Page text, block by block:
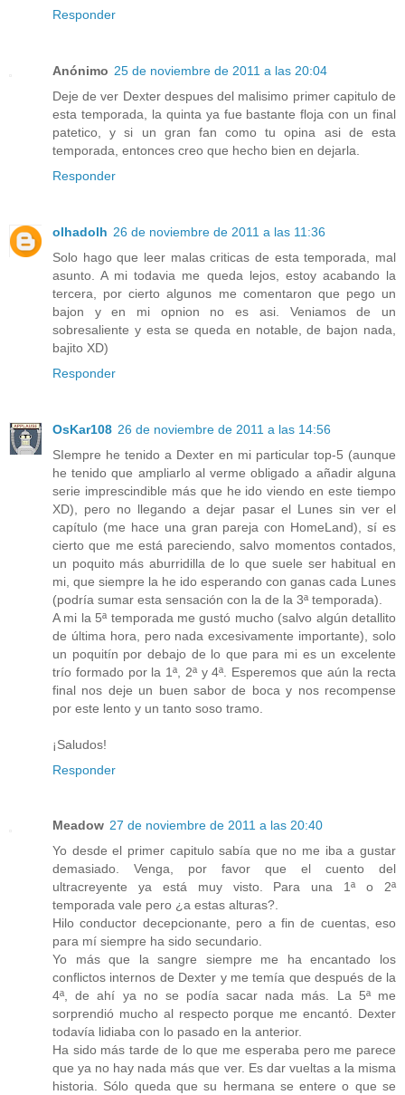
Responder
Anónimo 25 de noviembre de 2011 a las 20:04
Deje de ver Dexter despues del malisimo primer capitulo de
esta temporada, la quinta ya fue bastante floja con un final
patetico, y si un gran fan como tu opina asi de esta
temporada, entonces creo que hecho bien en dejarla.
Responder
olhadolh 26 de noviembre de 2011 a las 11:36
Solo hago que leer malas criticas de esta temporada, mal
asunto. A mi todavia me queda lejos, estoy acabando la
tercera, por cierto algunos me comentaron que pego un
bajon y en mi opnion no es asi. Veniamos de un
sobresaliente y esta se queda en notable, de bajon nada,
bajito XD)
Responder
OsKar108 26 de noviembre de 2011 a las 14:56
SIempre he tenido a Dexter en mi particular top-5 (aunque
he tenido que ampliarlo al verme obligado a añadir alguna
serie imprescindible más que he ido viendo en este tiempo
XD), pero no llegando a dejar pasar el Lunes sin ver el
capítulo (me hace una gran pareja con HomeLand), sí es
cierto que me está pareciendo, salvo momentos contados,
un poquito más aburridilla de lo que suele ser habitual en
mi, que siempre la he ido esperando con ganas cada Lunes
(podría sumar esta sensación con la de la 3ª temporada).
A mi la 5ª temporada me gustó mucho (salvo algún detallito
de última hora, pero nada excesivamente importante), solo
un poquitín por debajo de lo que para mi es un excelente
trío formado por la 1ª, 2ª y 4ª. Esperemos que aún la recta
final nos deje un buen sabor de boca y nos recompense
por este lento y un tanto soso tramo.
¡Saludos!
Responder
Meadow 27 de noviembre de 2011 a las 20:40
Yo desde el primer capitulo sabía que no me iba a gustar
demasiado. Venga, por favor que el cuento del
ultracreyente ya está muy visto. Para una 1ª o 2ª
temporada vale pero ¿a estas alturas?.
Hilo conductor decepcionante, pero a fin de cuentas, eso
para mí siempre ha sido secundario.
Yo más que la sangre siempre me ha encantado los
conflictos internos de Dexter y me temía que después de la
4ª, de ahí ya no se podía sacar nada más. La 5ª me
sorprendió mucho al respecto porque me encantó. Dexter
todavía lidiaba con lo pasado en la anterior.
Ha sido más tarde de lo que me esperaba pero me parece
que ya no hay nada más que ver. Es dar vueltas a la misma
historia. Sólo queda que su hermana se entere o que se